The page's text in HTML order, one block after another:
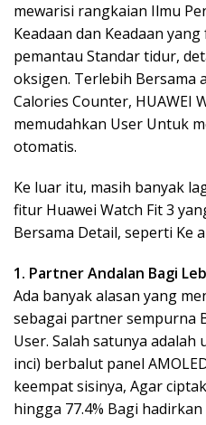
mewarisi rangkaian Ilmu
Keadaan dan Keadaan
pemantau Standar tidur,
oksigen. Terlebih Bersama
Calories Counter, HUAWEI
memudahkan User Untuk
otomatis.
Ke luar itu, masih banyak
fitur Huawei Watch Fit 3
Bersama Detail, seperti Ke
1. Partner Andalan Bagi
Ada banyak alasan yang
sebagai partner sempurna
User. Salah satunya adalah
inci) berbalut panel
keempat sisinya, Agar
hingga 77.4% Bagi